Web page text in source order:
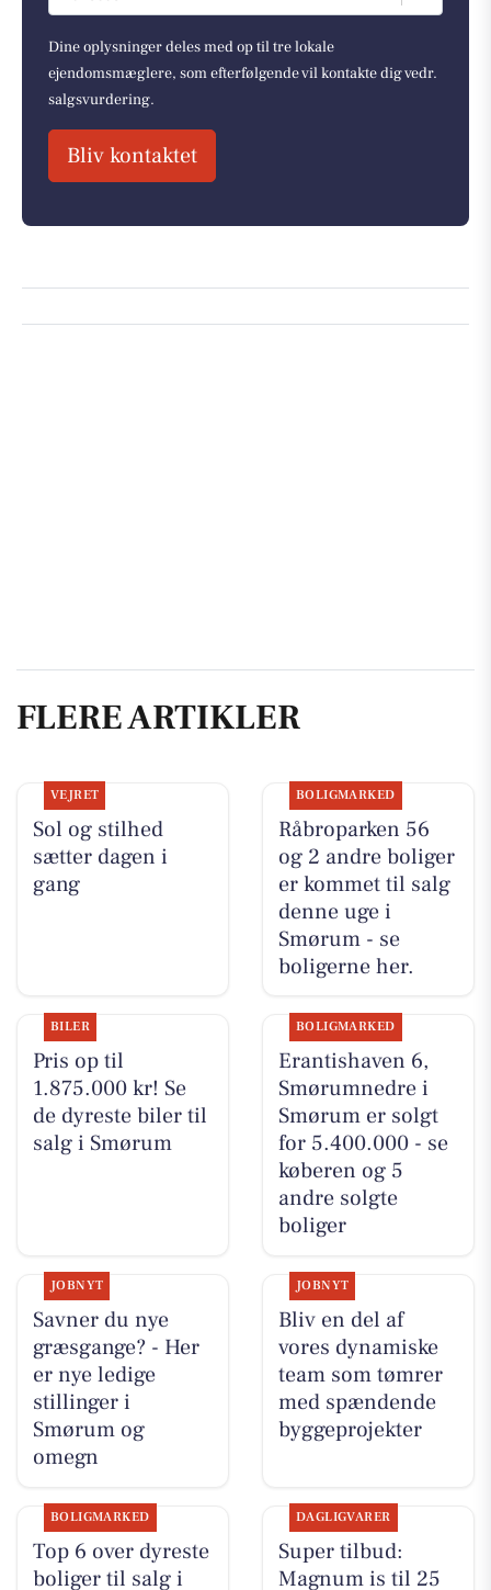
Dine oplysninger deles med op til tre lokale
ejendomsmæglere, som efterfølgende vil kontakte dig vedr.
salgsvurdering.
Bliv kontaktet
FLERE ARTIKLER
VEJRET
Sol og stilhed
sætter dagen i
gang
BOLIGMARKED
Råbroparken 56
og 2 andre boliger
er kommet til salg
denne uge i
Smørum - se
boligerne her.
BILER
Pris op til
1.875.000 kr! Se
de dyreste biler til
salg i Smørum
BOLIGMARKED
Erantishaven 6,
Smørumnedre i
Smørum er solgt
for 5.400.000 - se
køberen og 5
andre solgte
boliger
JOBNYT
Savner du nye
græsgange? - Her
er nye ledige
stillinger i
Smørum og
omegn
JOBNYT
Bliv en del af
vores dynamiske
team som tømrer
med spændende
byggeprojekter
BOLIGMARKED
Top 6 over dyreste
boliger til salg i
DAGLIGVARER
Super tilbud:
Magnum is til 25